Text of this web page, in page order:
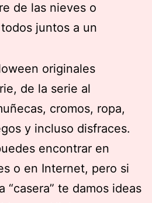
de las nieves o
juntos a un
de la serie al
cromos, ropa,
y incluso disfraces.
encontrar en
o en Internet, pero si
“casera” te damos ideas